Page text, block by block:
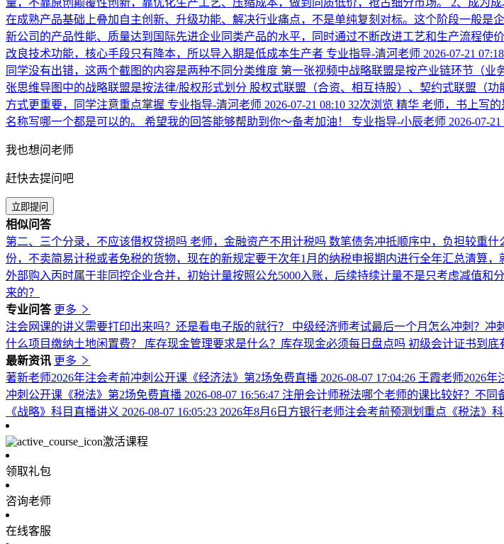
量，不靠原创颠覆性创新，靠优化生产工艺、压缩成本，做到同质低价，抢占细分市场。 2、成为
在成熟产品基础上叠加自主创新、升级功能、解决行业痛点，不是单纯复刻对标。这个阶段一般
新公司的产品性能、质量达到国际先进企业同类产品的水平，同时通过不断改进工艺和生产流程使
改良技术功能，核心手段只有降本，所以导入期是低成本生产者 专业指导-清河老师 2026-07-21 07:18
同学没有出错，这两个截图的内容是两种不同分类维度 第一张视频中战略联盟是按产业链环节（
张思维导图中的战略联盟是按法律/股权形式划分 股权式联盟（合资、相互持股）、契约式联盟（
方式更重要，同学注意重点掌握 专业指导-清河老师 2026-07-21 08:10 32次浏览 精华 老师，书上写
名称写哪一个都是可以的。 希望我的回答能够帮助到你～备考加油！
专业指导-小辰老师 2026-07-21
我也想问老师
赶快去提问吧
立即提问
相似问答
第二、三个分录，不应该借权贷损吗 老师，金融资产不用计税吗 数笔债务冲抵顺序中，负担较重什
份，不卖简易计税或者免税的货物，现在的新规定要于次年1月的纳税申报期内进行全年汇总清算
外部购入丙时属于非同控企业合并，初始计量按照公允5000入账，后续持续计量不是只考虑减值和
来的？
专业问答 更多
注会网课的讲义需要打印出来吗？还是看电子版的就行？ 中级经济师考试最后一个月怎么冲刺？冲
什么项目缴纳土地闲置费？ 库存现金管理要求是什么？库存现金必须每日盘点吗 初级会计证书到底
最新资讯 更多
著新老师2026年注会考前冲刺公开课《经济法》第2场免费直播 2026-08-07 17:04:26 王霞老师2026
冲刺公开课《税法》第2场免费直播 2026-08-07 16:56:47 注册会计师税法哪个老师的课比较好？不同
《战略》科目直播讲义 2026-08-07 16:05:23 2026年8月6日方银行老师注会考前预测划重点《税法》
激活课程
领取礼包
咨询老师
在线客服